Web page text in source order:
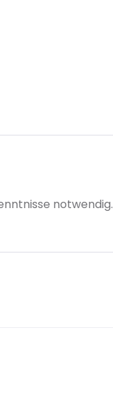
notwendig.